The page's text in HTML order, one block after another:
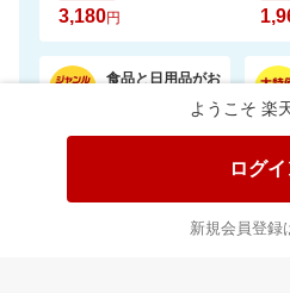
ようこそ 楽
ログ
新規会員登録
3,180円
食品と日用品がお
あなたはポイント合計 倍